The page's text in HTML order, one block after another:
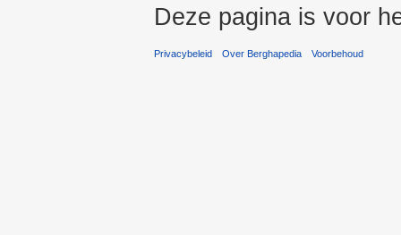
Deze pagina is voor
Privacybeleid Over Berghapedia Voorbehoud